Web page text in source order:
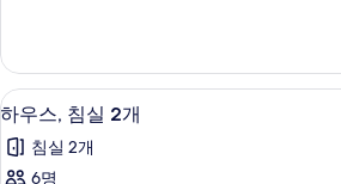
두
보
기
보
기
두
보
기
mixed
dorm
자
세
히
보
하
우
스,
하우스,
9
하우스, 침실 2개
침실 2개
6명